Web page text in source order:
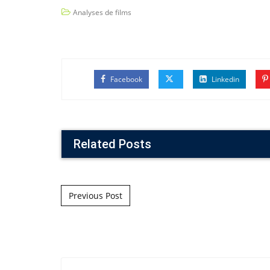
Analyses de films
Facebook Linkedin
Related Posts
Post navigation
Previous Post